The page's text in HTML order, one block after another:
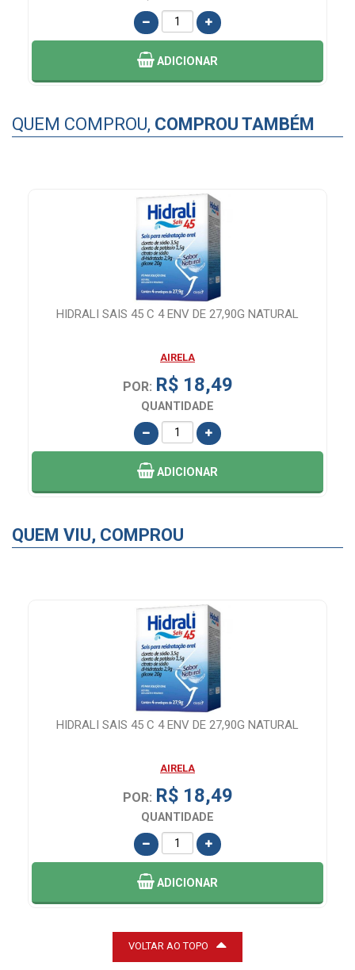
ADICIONAR
QUEM COMPROU, COMPROU TAMBÉM
HIDRALI SAIS 45 C 4 ENV DE 27,90G NATURAL
AIRELA
POR: R$ 18,49
QUANTIDADE
ADICIONAR
QUEM VIU, COMPROU
HIDRALI SAIS 45 C 4 ENV DE 27,90G NATURAL
AIRELA
POR: R$ 18,49
QUANTIDADE
ADICIONAR
VOLTAR AO TOPO